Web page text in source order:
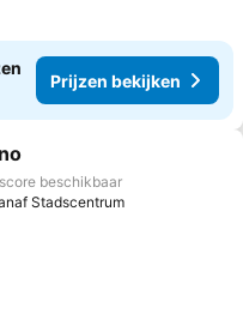
Prijzen bekijken
aan favorieten
beschikbaar
Stadscentrum